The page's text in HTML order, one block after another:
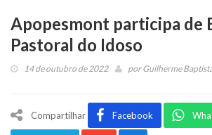
Apopesmont participa de
Pastoral do Idoso
14 de outubro de 2022 porGuilherme
Compartilhar Facebook